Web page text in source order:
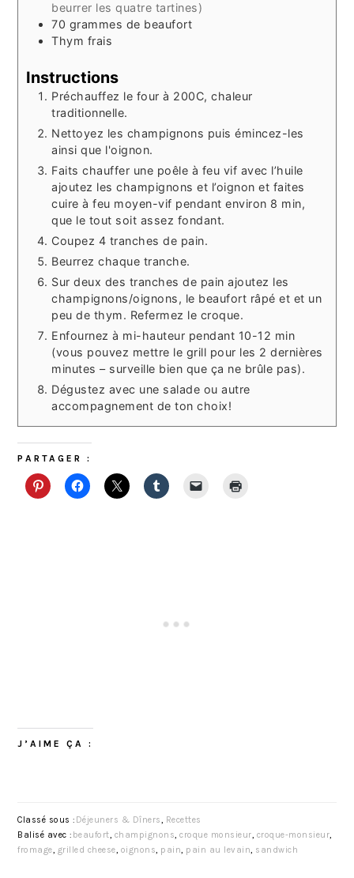
beurrer les quatre tartines)
70 grammes de beaufort
Thym frais
Instructions
Préchauffez le four à 200C, chaleur
traditionnelle.
Nettoyez les champignons puis émincez-les
ainsi que l'oignon.
Faits chauffer une poêle à feu vif avec l’huile
ajoutez les champignons et l’oignon et faites
cuire à feu moyen-vif pendant environ 8 min,
que le tout soit assez fondant.
Coupez 4 tranches de pain.
Beurrez chaque tranche.
Sur deux des tranches de pain ajoutez les
champignons/oignons, le beaufort râpé et et un
peu de thym. Refermez le croque.
Enfournez à mi-hauteur pendant 10-12 min
(vous pouvez mettre le grill pour les 2 dernières
minutes – surveille bien que ça ne brûle pas).
Dégustez avec une salade ou autre
accompagnement de ton choix!
PARTAGER :
J’AIME ÇA :
Classé sous : Déjeuners & Dîners, Recettes
Balisé avec : beaufort, champignons,croque monsieur, croque-monsieur,
fromage, grilled cheese, oignons, pain, pain au levain, sandwich